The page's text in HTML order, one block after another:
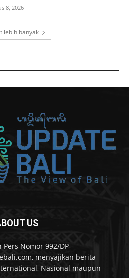
8, 2026
lebih banyak
US
Nomor 992/DP-
menyajikan berita
Nasional maupun